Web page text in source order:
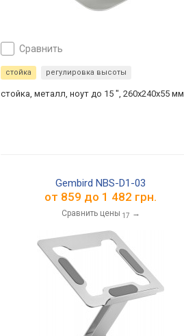
сравнить
стойка регулировка высоты
стойка, металл, ноут до 15 ", 260x240x55 мм
Gembird NBS-D1-03
от 859 до 1 482 грн.
Сравнить цены 17 →